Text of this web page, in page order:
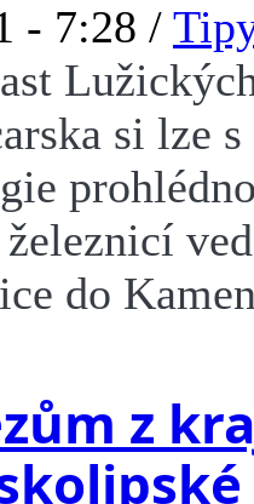
- 7:28 /
si lze
do
z